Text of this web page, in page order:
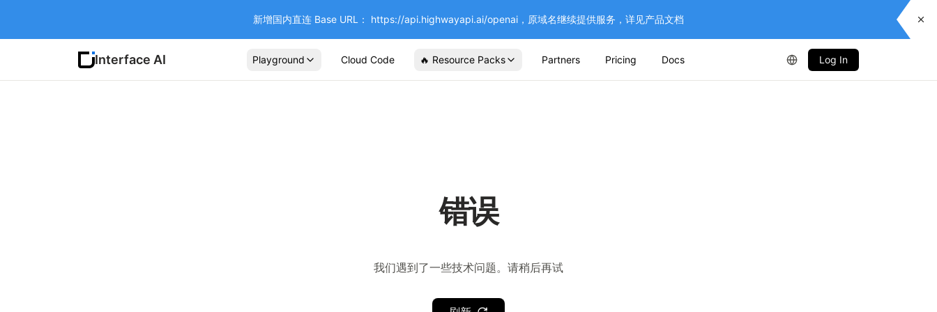
新增国内直连 Base URL： https://api.highwayapi.ai/openai，原域名继续提供服务，详见产品文档
Interface AI Playground Cloud Code 🔥 Resource Packs Partners Pricing Docs Log In
错误
我们遇到了一些技术问题。请稍后再试